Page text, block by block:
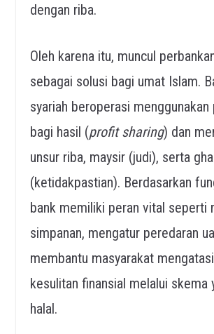
dengan riba.
Oleh karena itu, muncul
sebagai solusi bagi umat Islam.
syariah beroperasi menggunakan
bagi hasil (profit sharing) dan
unsur riba, maysir (judi), serta
(ketidakpastian). Berdasarkan
bank memiliki peran vital seperti
simpanan, mengatur peredaran
membantu masyarakat mengatasi
kesulitan finansial melalui skema
halal.